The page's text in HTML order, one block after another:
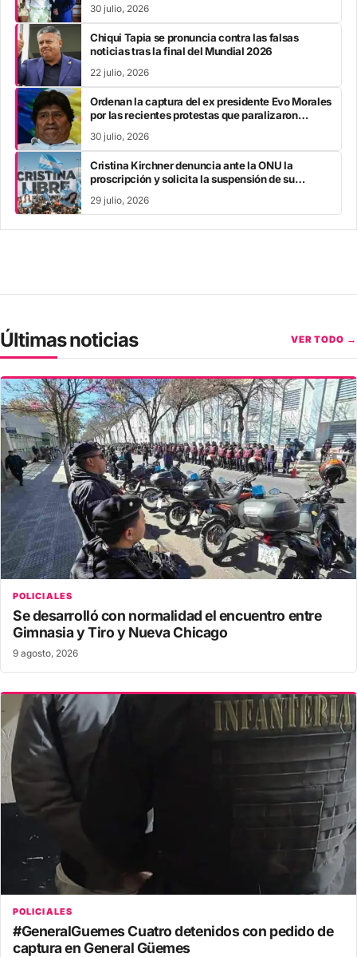
30 julio, 2026
Chiqui Tapia se pronuncia contra las falsas
noticias tras la final del Mundial 2026
22 julio, 2026
Ordenan la captura del ex presidente Evo Morales
por las recientes protestas que paralizaron
30 julio, 2026
Cristina Kirchner denuncia ante la ONU la
proscripción y solicita la suspensión de su
29 julio, 2026
Últimas noticias VER TODO →
POLICIALES
Se desarrolló con normalidad el encuentro entre
Gimnasia y Tiro y Nueva Chicago
9 agosto, 2026
POLICIALES
#GeneralGuemes Cuatro detenidos con pedido de
captura en General Güemes